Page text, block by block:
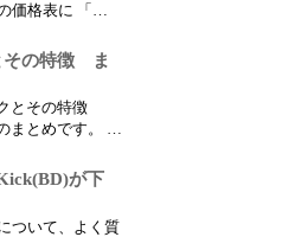
格表に 「ボ
修正）とは何の
うか？
その特徴 ま
とその特徴
。 パーツ
の特徴、使い
が下
ついて、よく質